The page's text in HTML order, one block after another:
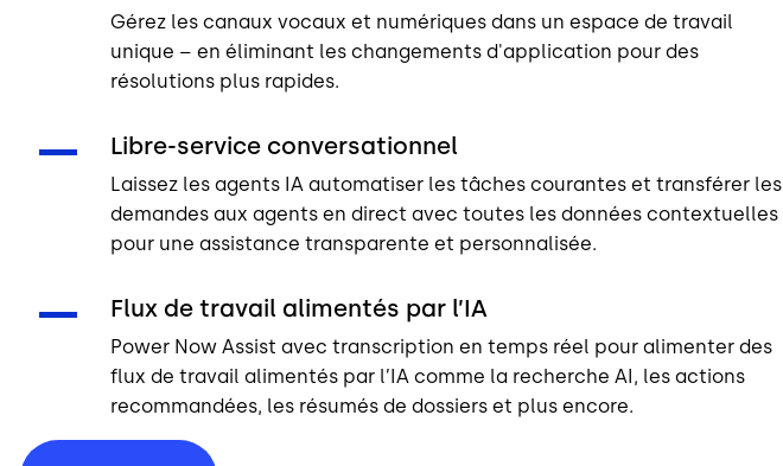
Gérez les canaux vocaux et numériques dans un espace de travail
unique – en éliminant les changements d'application pour des
résolutions plus rapides.
Libre-service conversationnel
Laissez les agents IA automatiser les tâches courantes et transférer les
demandes aux agents en direct avec toutes les données contextuelles
pour une assistance transparente et personnalisée.
Flux de travail alimentés par l’IA
Power Now Assist avec transcription en temps réel pour alimenter des
flux de travail alimentés par l’IA comme la recherche AI, les actions
recommandées, les résumés de dossiers et plus encore.